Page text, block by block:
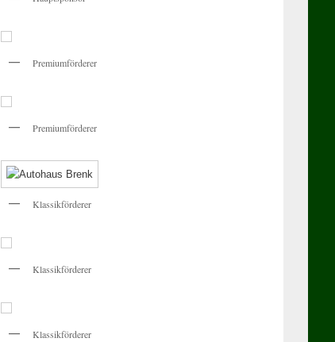
Premiumförderer
Premiumförderer
Klassikförderer
Klassikförderer
Klassikförderer